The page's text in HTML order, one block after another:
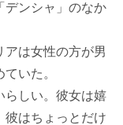
ンシャ」のなか
は女性の方が男
いた。
しい。彼女は嬉
彼はちょっとだけ